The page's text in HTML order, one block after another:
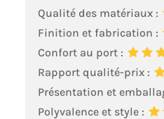
Qualité des matériaux :
Finition et fabrication :
Confort au port :
Rapport qualité-prix :
Présentation et
Polyvalence et style :